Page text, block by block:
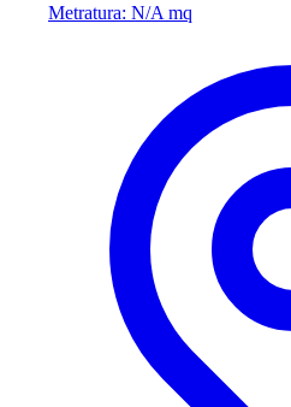
Metratura: N/A mq